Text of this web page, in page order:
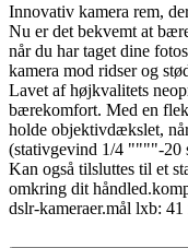
Innovativ kamera rem,
Nu er det bekvemt at
når du har taget dine
kamera mod ridser og
Lavet af højkvalitets
bærekomfort. Med en
holde objektivdækslet,
(stativgevind 1/4 """"-20
Kan også tilsluttes til et
omkring dit
dslr-kameraer.mål lxb: